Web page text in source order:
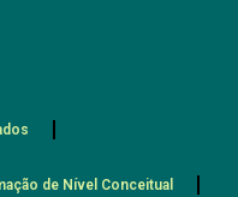
de Nível Conceitual